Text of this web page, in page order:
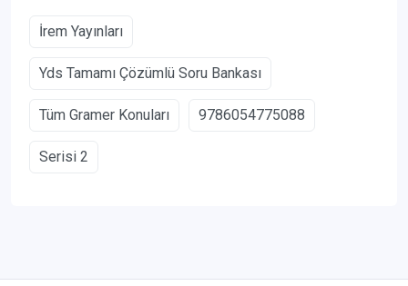
İrem Yayınları
Yds Tamamı Çözümlü Soru Bankası
Tüm Gramer Konuları 9786054775088
Serisi 2